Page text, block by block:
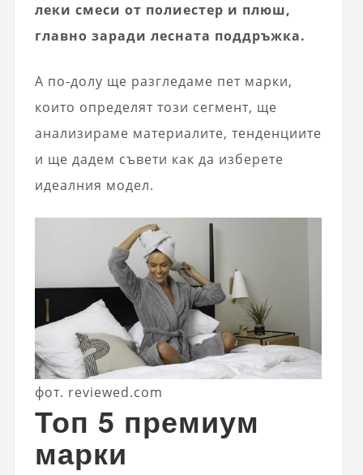
леки смеси от полиестер и плюш,
главно заради лесната поддръжка.
А по-долу ще разгледаме пет марки,
които определят този сегмент, ще
анализираме материалите, тенденциите
и ще дадем съвети как да изберете
идеалния модел.
фот. reviewed.com
Топ 5 премиум
марки